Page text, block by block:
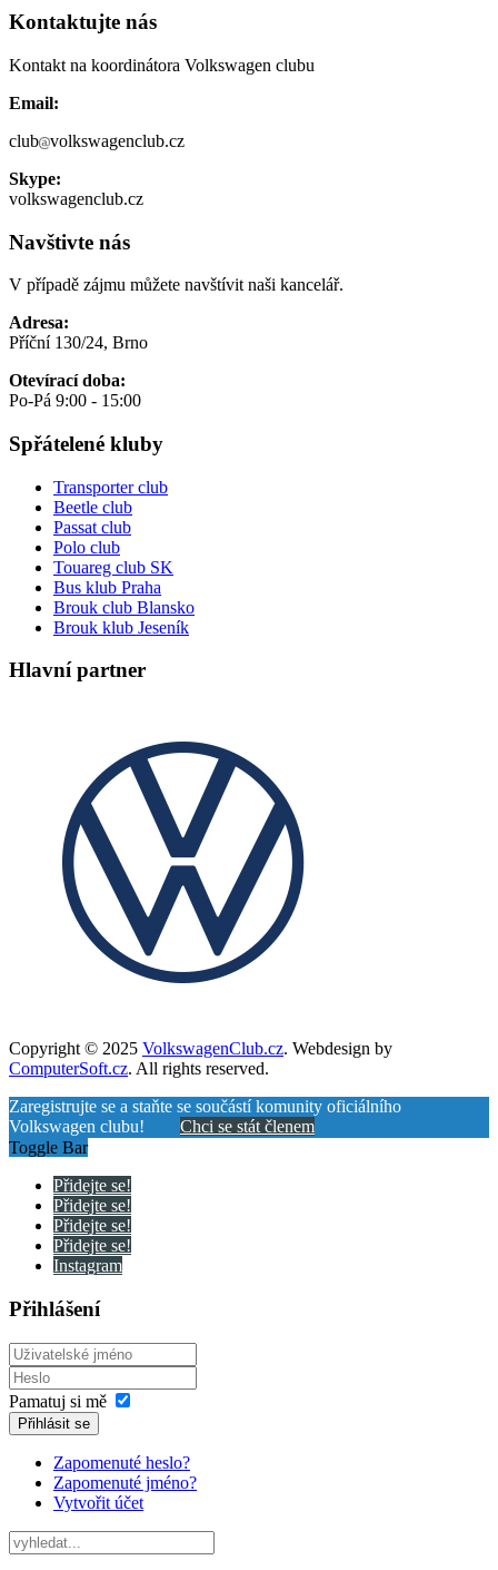
Kontaktujte nás
Kontakt na koordinátora Volkswagen clubu
Email:
club volkswagenclub.cz
Skype:
volkswagenclub.cz
Navštivte nás
V případě zájmu můžete navštívit naši kancelář.
Adresa:
Příční 130/24, Brno
Otevírací doba:
Po-Pá 9:00 - 15:00
Spřátelené kluby
Transporter club
Beetle club
Passat club
Polo club
Touareg club SK
Bus klub Praha
Brouk club Blansko
Brouk klub Jeseník
Hlavní partner
Copyright © 2025 VolkswagenClub.cz. Webdesign by
ComputerSoft.cz. All rights reserved.
Zaregistrujte se a staňte se součástí komunity oficiálního
Volkswagen clubu! Chci se stát členem
Toggle Bar
Přidejte se!
Přidejte se!
Přidejte se!
Přidejte se!
Instagram
Přihlášení
Pamatuj si mě
Přihlásit se
Zapomenuté heslo?
Zapomenuté jméno?
Vytvořit účet